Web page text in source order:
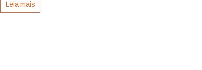
Leia mais